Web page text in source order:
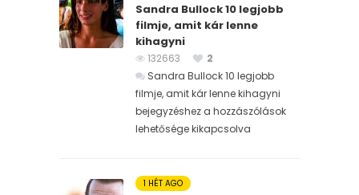
Sandra Bullock 10 legjobb
filmje, amit kár lenne
kihagyni
132663
2
Sandra Bullock 10 legjobb
filmje, amit kár lenne kihagyni
bejegyzéshez a hozzászólások
lehetősége kikapcsolva
1 HÉT AGO